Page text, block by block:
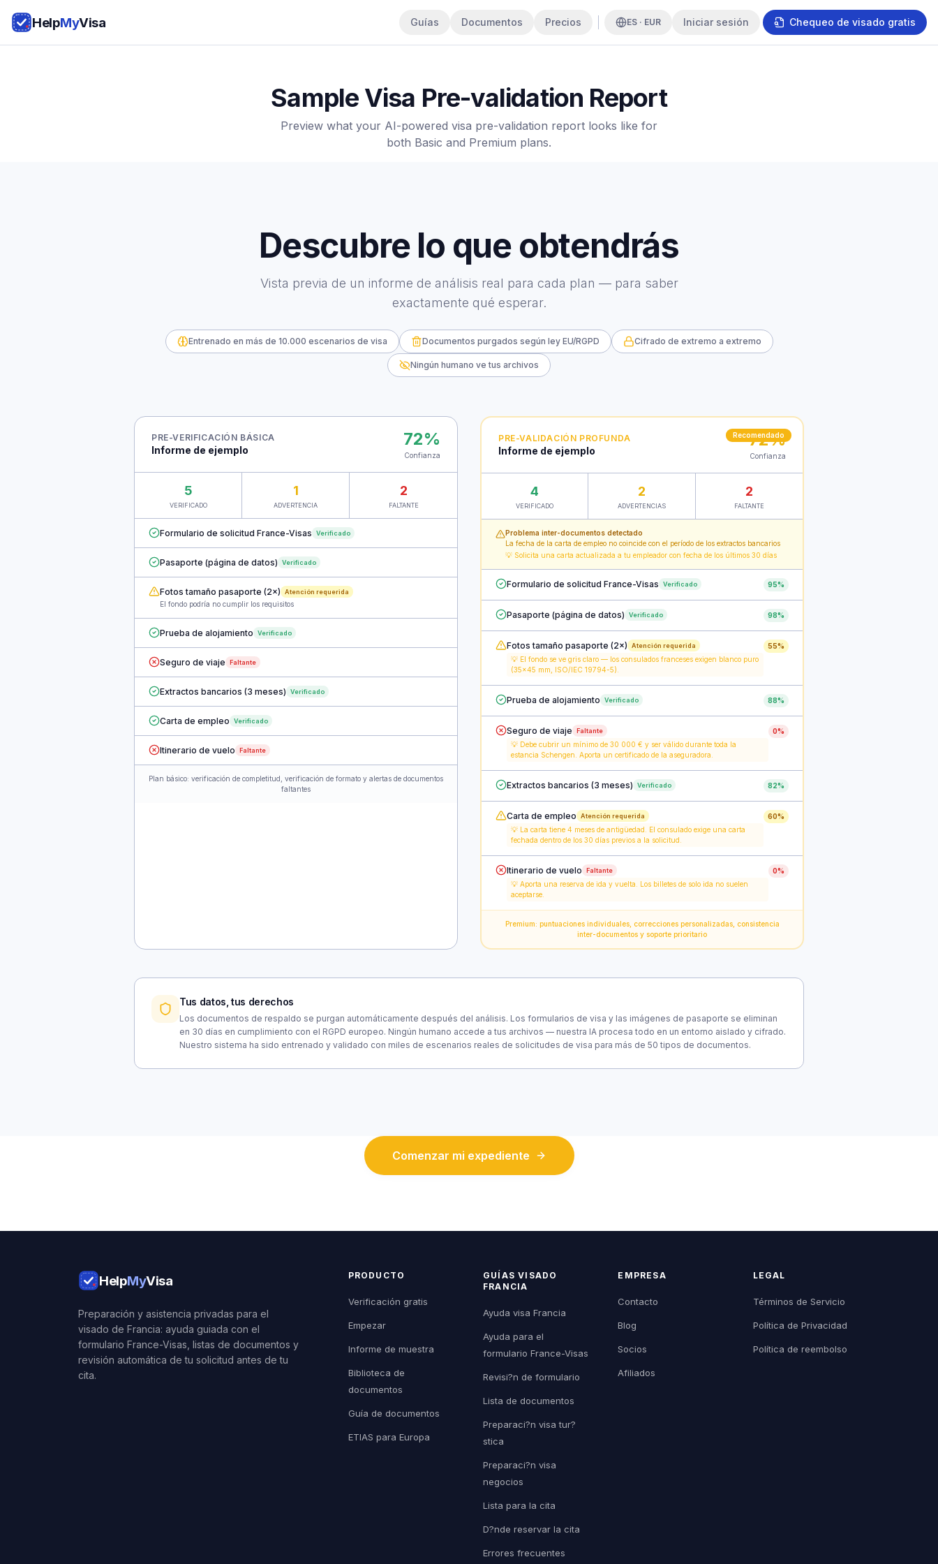
HelpMyVisa Guías Documentos Precios ES · EUR Iniciar sesión Chequeo de visado gratis
Sample Visa Pre-validation Report
Preview what your AI-powered visa pre-validation report looks like for
both Basic and Premium plans.
Descubre lo que obtendrás
Vista previa de un informe de análisis real para cada plan — para saber
exactamente qué esperar.
Entrenado en más de 10.000 escenarios de visa Documentos purgados según ley EU/RGPD Cifrado de extremo a extremo
Ningún humano ve tus archivos
PRE-VERIFICACIÓN BÁSICA
Informe de ejemplo
72%
Confianza
5
VERIFICADO
1
ADVERTENCIA
2
FALTANTE
Formulario de solicitud France-Visas Verificado
Pasaporte (página de datos) Verificado
Fotos tamaño pasaporte (2×) Atención requerida
El fondo podría no cumplir los requisitos
Prueba de alojamiento Verificado
Seguro de viaje Faltante
Extractos bancarios (3 meses) Verificado
Carta de empleo Verificado
Itinerario de vuelo Faltante
Plan básico: verificación de completitud, verificación de formato y alertas de documentos
faltantes
Recomendado
PRE-VALIDACIÓN PROFUNDA
Informe de ejemplo
72%
Confianza
4
VERIFICADO
2
ADVERTENCIAS
2
FALTANTE
Problema inter-documentos detectado
La fecha de la carta de empleo no coincide con el período de los extractos bancarios
💡 Solicita una carta actualizada a tu empleador con fecha de los últimos 30 días
Formulario de solicitud France-Visas Verificado 95%
Pasaporte (página de datos) Verificado 98%
Fotos tamaño pasaporte (2×) Atención requerida
💡 El fondo se ve gris claro — los consulados franceses exigen blanco puro
(35×45 mm, ISO/IEC 19794-5).
55%
Prueba de alojamiento Verificado 88%
Seguro de viaje Faltante
💡 Debe cubrir un mínimo de 30 000 € y ser válido durante toda la
estancia Schengen. Aporta un certificado de la aseguradora.
0%
Extractos bancarios (3 meses) Verificado 82%
Carta de empleo Atención requerida
💡 La carta tiene 4 meses de antigüedad. El consulado exige una carta
fechada dentro de los 30 días previos a la solicitud.
60%
Itinerario de vuelo Faltante
💡 Aporta una reserva de ida y vuelta. Los billetes de solo ida no suelen
aceptarse.
0%
Premium: puntuaciones individuales, correcciones personalizadas, consistencia
inter-documentos y soporte prioritario
Tus datos, tus derechos
Los documentos de respaldo se purgan automáticamente después del análisis. Los formularios de visa y las imágenes de pasaporte se eliminan
en 30 días en cumplimiento con el RGPD europeo. Ningún humano accede a tus archivos — nuestra IA procesa todo en un entorno aislado y cifrado.
Nuestro sistema ha sido entrenado y validado con miles de escenarios reales de solicitudes de visa para más de 50 tipos de documentos.
Comenzar mi expediente
HelpMyVisa
Preparación y asistencia privadas para el
visado de Francia: ayuda guiada con el
formulario France-Visas, listas de documentos y
revisión automática de tu solicitud antes de tu
cita.
PRODUCTO
Verificación gratis
Empezar
Informe de muestra
Biblioteca de
documentos
Guía de documentos
ETIAS para Europa
GUÍAS VISADO
FRANCIA
Ayuda visa Francia
Ayuda para el
formulario France-Visas
Revisi?n de formulario
Lista de documentos
Preparaci?n visa tur?
stica
Preparaci?n visa
negocios
Lista para la cita
D?nde reservar la cita
Errores frecuentes
EMPRESA
Contacto
Blog
Socios
Afiliados
LEGAL
Términos de Servicio
Política de Privacidad
Política de reembolso